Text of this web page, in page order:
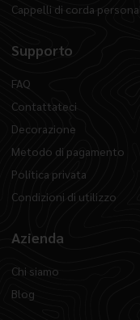
Cappelli di corda
Supporto
FAQ
Contattateci
Decorazione
Metodo di pagamento
Politica privata
Condizioni di utilizzo
Azienda
Chi siamo
Blog